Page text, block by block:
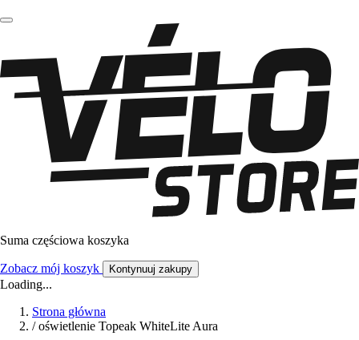
Suma częściowa koszyka
Zobacz mój koszyk Kontynuuj zakupy
Loading...
Strona główna
/ oświetlenie Topeak WhiteLite Aura